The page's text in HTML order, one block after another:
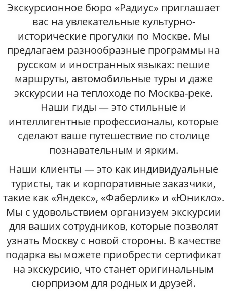
Экскурсионное бюро «Радиус» приглашает
вас на увлекательные культурно-
исторические прогулки по Москве. Мы
предлагаем разнообразные программы на
русском и иностранных языках: пешие
маршруты, автомобильные туры и даже
экскурсии на теплоходе по Москва-реке.
Наши гиды — это стильные и
интеллигентные профессионалы, которые
сделают ваше путешествие по столице
познавательным и ярким.
Наши клиенты — это как индивидуальные
туристы, так и корпоративные заказчики,
такие как «Яндекс», «Фаберлик» и «Юникло».
Мы с удовольствием организуем экскурсии
для ваших сотрудников, которые позволят
узнать Москву с новой стороны. В качестве
подарка вы можете приобрести сертификат
на экскурсию, что станет оригинальным
сюрпризом для родных и друзей.